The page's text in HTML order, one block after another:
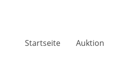
Startseite Auktion